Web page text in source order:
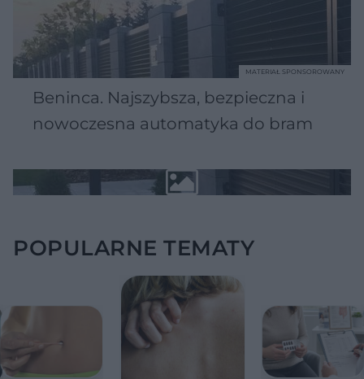
Beninca. Najszybsza, bezpieczna i
nowoczesna automatyka do bram
MATERIAŁ SPONSOROWANY
POPULARNE TEMATY